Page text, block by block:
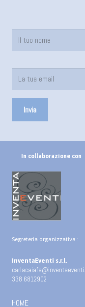
In collaborazione con
Segreteria organizzativa :
InventaEventi s.r.l.
338 6812902
HOME